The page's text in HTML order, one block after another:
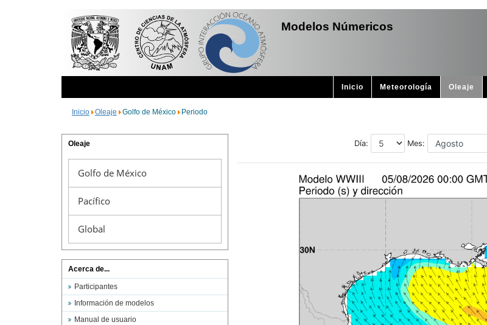
Modelos Númericos
Inicio Meteorología Oleaje
Inicio Oleaje Golfo de México Periodo
Oleaje
Golfo de México
Pacífico
Global
Acerca de...
Participantes
Información de modelos
Manual de usuario